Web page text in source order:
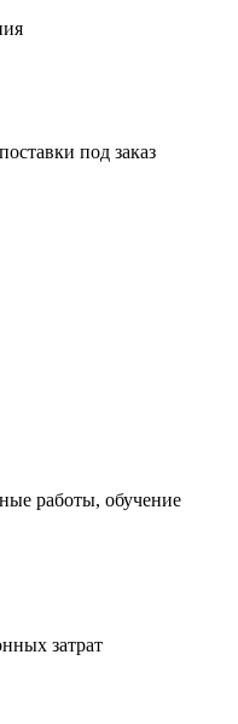
под заказ
работы, обучение
затрат